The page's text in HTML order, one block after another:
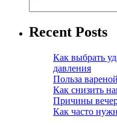
Recent Posts
Как выбрать
давления
Польза
Как снизить
Причины
Как часто